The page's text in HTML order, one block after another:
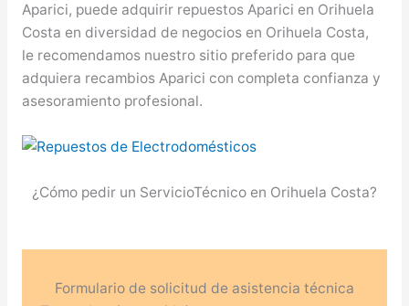
Aparici, puede adquirir repuestos Aparici en Orihuela
Costa en diversidad de negocios en Orihuela Costa,
le recomendamos nuestro sitio preferido para que
adquiera recambios Aparici con completa confianza y
asesoramiento profesional.
¿Cómo pedir un ServicioTécnico en Orihuela Costa?
Formulario de solicitud de asistencia técnica